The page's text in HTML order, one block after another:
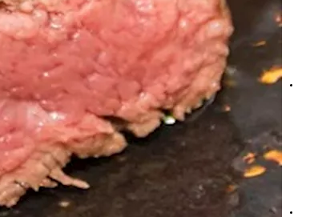
ماذا يحدث لقلبك عند تناول دقيق الشوفان بانتظام؟